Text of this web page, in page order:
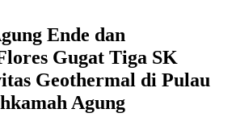
Ende dan
Gugat Tiga SK
Geothermal di Pulau
Agung